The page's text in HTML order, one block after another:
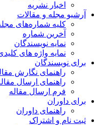
اخبار نشریه
آرشیو مجله و مقالات
کلیه شماره‌های مجله
آخرین شماره
نمایه نویسندگان
نمایه واژه های کلیدی
برای نویسندگان
راهنمای نگارش مقاله
راهنمای ارسال مقاله
فرم ارسال مقاله
برای داوران
راهنمای داوران
ثبت نام و اشتراک